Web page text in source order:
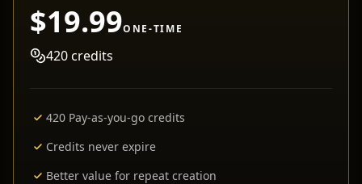
$19.99ONE-TIME
420credits
420 Pay-as-you-go credits
Credits never expire
Better value for repeat creation